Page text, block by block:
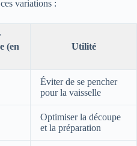
variations :
(en
Utilité
Éviter de se pencher
pour la vaisselle
Optimiser la découpe
et la préparation